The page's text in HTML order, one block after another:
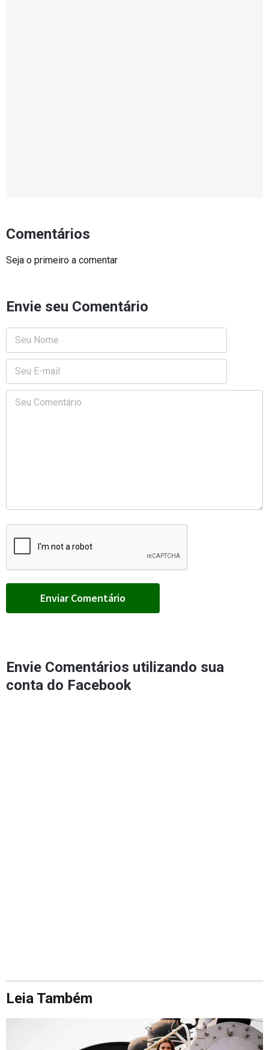
Comentários
Seja o primeiro a comentar
Envie seu Comentário
Envie Comentários utilizando sua
conta do Facebook
Leia Também